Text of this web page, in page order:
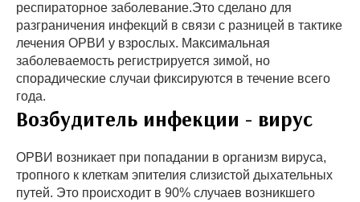
респираторное заболевание.Это сделано для
разграничения инфекций в связи с разницей в тактике
лечения ОРВИ у взрослых. Максимальная
заболеваемость регистрируется зимой, но
спорадические случаи фиксируются в течение всего
года.
Возбудитель инфекции - вирус
ОРВИ возникает при попадании в организм вируса,
тропного к клеткам эпителия слизистой дыхательных
путей. Это происходит в 90% случаев возникшего